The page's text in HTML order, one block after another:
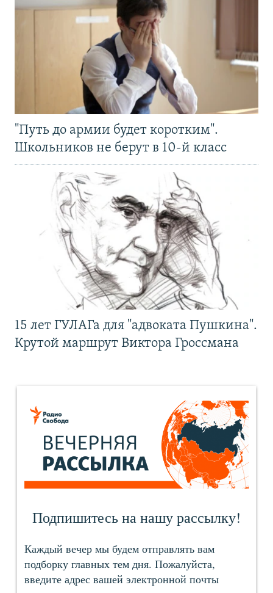
"Путь до армии будет коротким".
Школьников не берут в 10-й класс
15 лет ГУЛАГа для "адвоката Пушкина".
Крутой маршрут Виктора Гроссмана